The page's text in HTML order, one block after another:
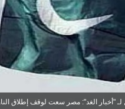
"أخبار الغد": مصر سعت لوقف إطلاق النار